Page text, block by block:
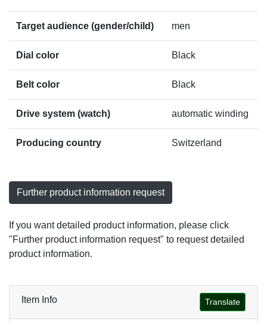
Target audience (gender/child) men
Dial color Black
Belt color Black
Drive system (watch) automatic winding
Producing country Switzerland
Further product information request
If you want detailed product information, please click
"Further product information request" to request detailed
product information.
Item Info Translate